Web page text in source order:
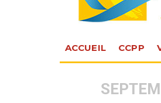
ACCUEIL CCPP